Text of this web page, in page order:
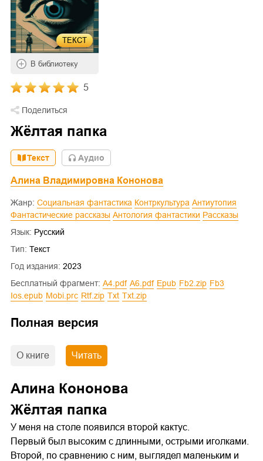
ТЕКСТ
В библиотеку
5
Поделиться
Жёлтая папка
Текст Aудио
Алина Владимировна Кононова
Жанр: Социальная фантастика Контркультура
Антиутопия
Фантастические рассказы
Антология фантастики
Рассказы
Язык: Русский
Тип: Текст
Год издания: 2023
Бесплатный фрагмент:
a4.pdf a6.pdf epub fb2.zip
fb3
ios.epub
mobi.prc rtf.zip txt txt.zip
Полная версия
О книге Читать
Алина Кононова
Жёлтая папка
У меня на столе появился второй кактус.
Первый был высоким с длинными, острыми иголками.
Второй, по сравнению с ним, выглядел маленьким и